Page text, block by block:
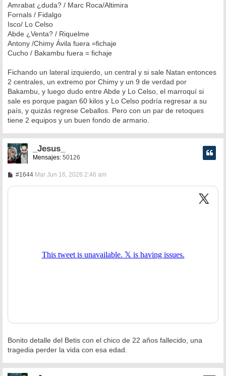
Amrabat ¿duda? / Marc Roca/Altimira
Fornals / Fidalgo
Isco/ Lo Celso
Abde ¿Venta? / Riquelme
Antony /Chimy Ávila fuera =fichaje
Cucho / Bakambu fuera = fichaje
Fichando un lateral izquierdo, un central y si sale Natan entonces
2 centrales, un extremo por Chimy y un 9 de verdad por
Bakambu, y luego dudo entre Abde y Lo Celso, el marroquí si
sale es porque pagan 60 kilos y Lo Celso podría regresar a su
país, y quizás regrese Ceballos. Pero con un par de retoques
tiene 2 equipos y un buen fondo de armario.
_Jesus_
Mensajes: 50126
#1644M
n
Mar Jun 16, 2026 2:46 am
Bonito detalle del Betis con el chico de 22 años fallecido, una
tragedia perder la vida con esa edad.